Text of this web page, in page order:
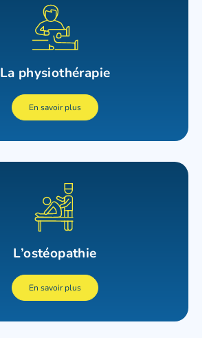
La physiothérapie
En savoir plus
L’ostéopathie
En savoir plus